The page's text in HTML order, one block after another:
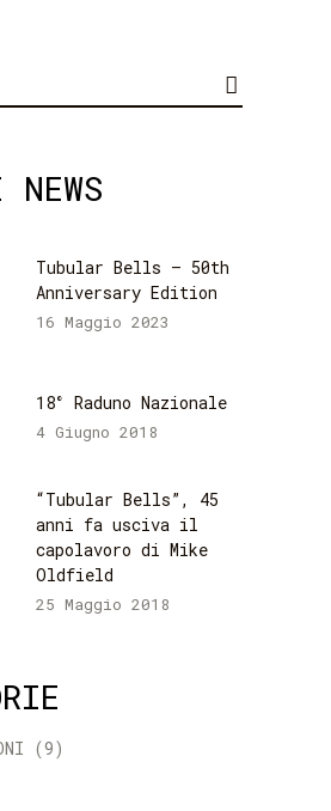
Tubular Bells – 50th
Anniversary Edition
16 Maggio 2023
18° Raduno Nazionale
4 Giugno 2018
“Tubular Bells”, 45
anni fa usciva il
capolavoro di Mike
Oldfield
25 Maggio 2018
(9)